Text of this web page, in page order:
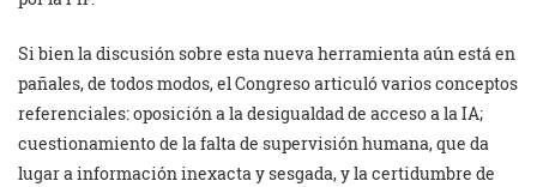
Si bien la discusión sobre esta nueva herramienta aún está en
pañales, de todos modos, el Congreso articuló varios conceptos
referenciales: oposición a la desigualdad de acceso a la IA;
cuestionamiento de la falta de supervisión humana, que da
lugar a información inexacta y sesgada, y la certidumbre de